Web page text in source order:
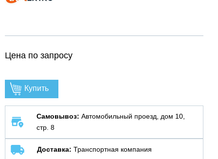
Цена по запросу
Купить
Самовывоз: Автомобильный проезд, дом 10,
стр. 8
Доставка: Транспортная компания